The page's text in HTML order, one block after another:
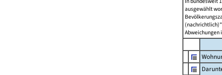
ausgewählt
Abweichungen